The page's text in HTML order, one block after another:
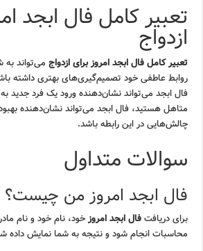
تعبیر کامل فال ابجد
ازدواج
تعبیر کامل فال ابجد امروز برای ازدواج می‌تواند به
روابط عاطفی خود تصمیم‌گیری‌های بهتری داشته
فال ابجد می‌تواند نشان‌دهنده ورود یک فرد جدید
متاهل هستید، فال ابجد می‌تواند نشان‌دهنده
چالش‌هایی در این رابطه باشد.
سوالات متداول
فال ابجد امروز من چیست؟
برای دریافتفال ابجد امروزخود، نام خود و نام
محاسبات انجام شود و نتیجه به شما نمایش داده